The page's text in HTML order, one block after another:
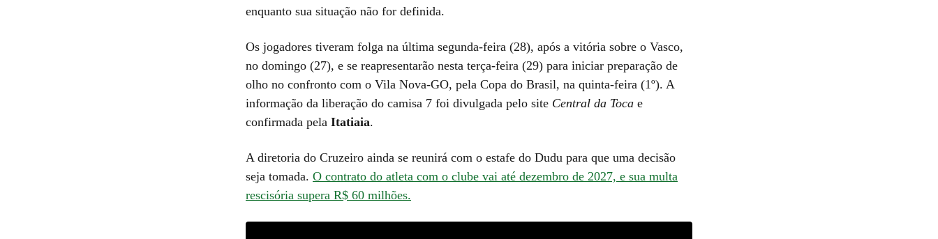
enquanto sua situação não for definida.
Os jogadores tiveram folga na última segunda-feira (28), após a vitória sobre o Vasco,
no domingo (27), e se reapresentarão nesta terça-feira (29) para iniciar preparação de
olho no confronto com o Vila Nova-GO, pela Copa do Brasil, na quinta-feira (1º). A
informação da liberação do camisa 7 foi divulgada pelo site Central da Toca e
confirmada pela Itatiaia.
A diretoria do Cruzeiro ainda se reunirá com o estafe do Dudu para que uma decisão
seja tomada. O contrato do atleta com o clube vai até dezembro de 2027, e sua multa
rescisória supera R$ 60 milhões.